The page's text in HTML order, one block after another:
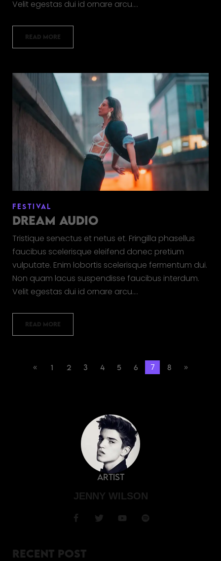
Velit egestas dui id ornare arcu.…
READ MORE
FESTIVAL
DREAM AUDIO
Tristique senectus et netus et. Fringilla phasellus
faucibus scelerisque eleifend donec pretium
vulputate. Enim lobortis scelerisque fermentum dui.
Non quam lacus suspendisse faucibus interdum.
Velit egestas dui id ornare arcu.…
READ MORE
« 1 2 3 4 5 6 7 8 »
Artist
JENNY WILSON
RECENT POST